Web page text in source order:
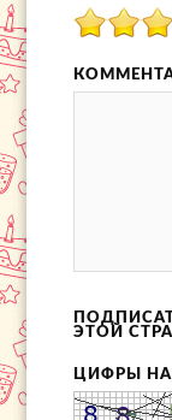
ЭТОЙ
ЦИФРЫ